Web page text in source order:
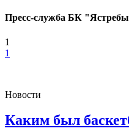
Пресс-служба БК
1
1
Новости
Каким был